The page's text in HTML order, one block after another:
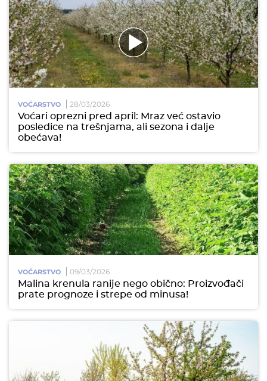
VOĆARSTVO 28/03/2026
Voćari oprezni pred april: Mraz već ostavio
posledice na trešnjama, ali sezona i dalje
obećava!
VOĆARSTVO 09/03/2026
Malina krenula ranije nego obično: Proizvođači
prate prognoze i strepe od minusa!